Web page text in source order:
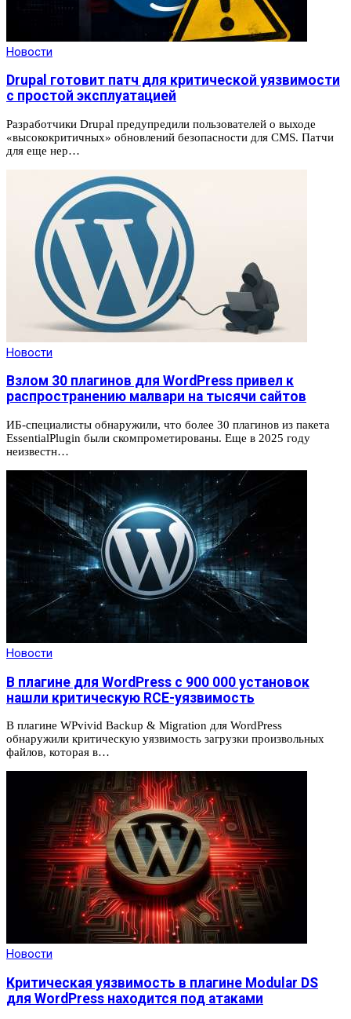
Новости
Drupal готовит патч для критической уязвимости
с простой эксплуатацией
Разработчики Drupal предупредили пользователей о выходе
«высококритичных» обновлений безопасности для CMS. Патчи
для еще нер…
Новости
Взлом 30 плагинов для WordPress привел к
распространению малвари на тысячи сайтов
ИБ-специалисты обнаружили, что более 30 плагинов из пакета
EssentialPlugin были скомпрометированы. Еще в 2025 году
неизвестн…
Новости
В плагине для WordPress с 900 000 установок
нашли критическую RCE-уязвимость
В плагине WPvivid Backup & Migration для WordPress
обнаружили критическую уязвимость загрузки произвольных
файлов, которая в…
Новости
Критическая уязвимость в плагине Modular DS
для WordPress находится под атаками